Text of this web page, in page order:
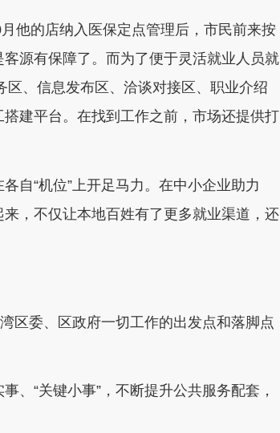
他的店纳入医保定点管理后，市民前来按
源有保障了。而为了便于灵活就业人员就
、信息发布区、洽谈对接区、职业介绍
建平台。在找到工作之前，市场还提供打
“机位”上开足马力。在中小企业助力
，不仅让本地百姓有了更多就业渠道，还
委、区政府一切工作的出发点和落脚点
“关键小事”，不断提升公共服务配套，